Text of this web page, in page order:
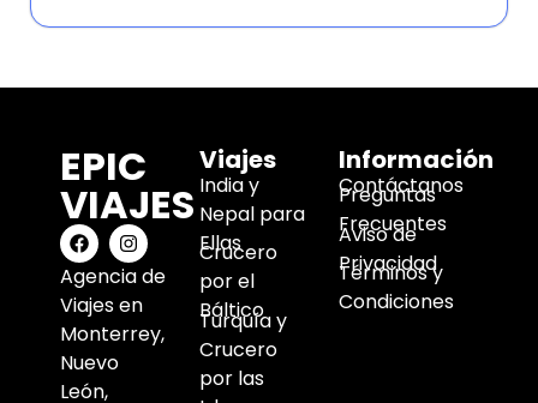
EPIC
VIAJES
Agencia de
Viajes en
Monterrey,
Nuevo
León,
Viajes
India y
Nepal para
Ellas
Crucero
por el
Báltico
Turquía y
Crucero
por las
Información
Contáctanos
Preguntas
Frecuentes
Aviso de
Privacidad
Términos y
Condiciones